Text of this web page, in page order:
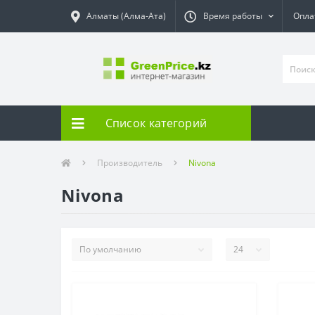
Алматы (Алма-Ата) Время работы
Список категорий
Производитель Nivona
Nivona